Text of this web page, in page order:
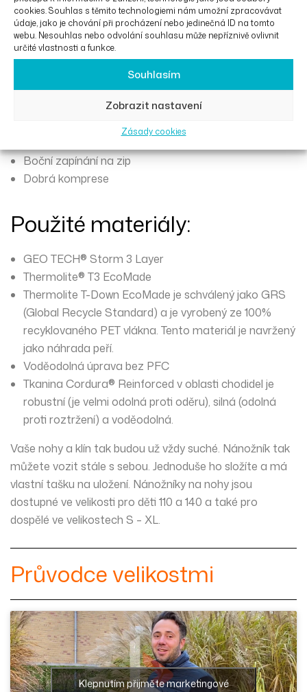
cookies. Souhlas s těmito technologiemi nám umožní zpracovávat
údaje, jako je chování při procházení nebo jedinečná ID na tomto
webu. Nesouhlas nebo odvolání souhlasu může nepříznivě ovlivnit
určité vlastnosti a funkce.
Souhlasím
Zobrazit nastavení
Zásady cookies
Reflexní potisk loga
Recyklované vlákno
Vynikající hřejivost
Vynikající zachování izolace
Dlouhá životnost při praní
Boční zapínání na zip
Dobrá komprese
Použité materiály:
GEO TECH® Storm 3 Layer
Thermolite® T3 EcoMade
Thermolite T-Down EcoMade je schválený jako GRS
(Global Recycle Standard) a je vyrobený ze 100%
recyklovaného PET vlákna. Tento materiál je navržený
jako náhrada peří.
Voděodolná úprava bez PFC
Tkanina Cordura® Reinforced v oblasti chodidel je
robustní(je velmi odolná proti oděru),silná (odolná
proti roztržení) avoděodolná.
Vaše nohy a klín tak budou už vždy suché. Nánožník tak
můžete vozit stále s sebou. Jednoduše ho složíte a má
vlastní tašku na uložení. Nánožníky na nohy jsou
dostupné ve velikosti pro děti 110 a 140 a také pro
dospělé ve velikostech S – XL.
Průvodce velikostmi
Klepnutím přijměte marketingové